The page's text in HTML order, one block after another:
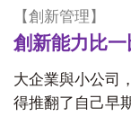
【創新管理】
創新能力比一
大企業與小公司
得推翻了自己早